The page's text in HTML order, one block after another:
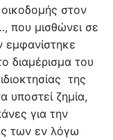
στον
που μισθώνει σε
εμφανίστηκε
διαμέρισμα του
της
υποστεί ζημία,
για την
των εν λόγω